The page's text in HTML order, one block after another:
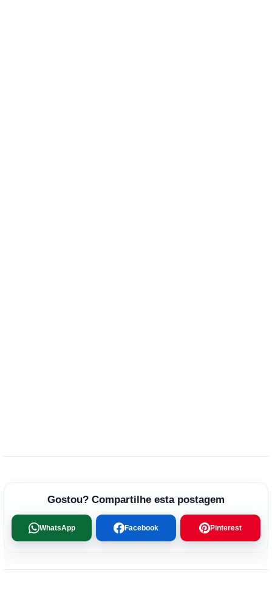
Gostou? Compartilhe esta postagem
WhatsApp Facebook Pinterest